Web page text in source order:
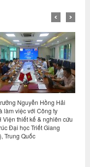
Hải
ty
cứu
Viện trưởng
tiếp và làm việc
Design Kabaya,